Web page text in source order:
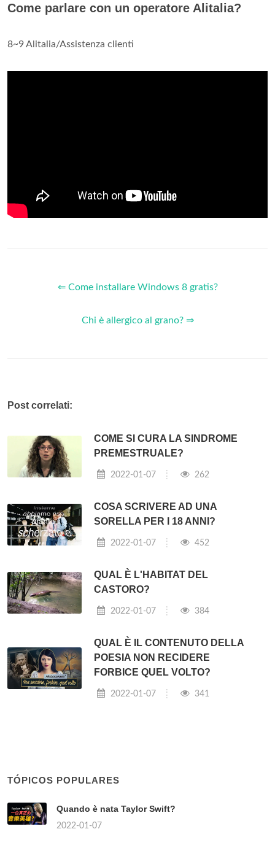
Come parlare con un operatore Alitalia?
8~9 Alitalia/Assistenza clienti
⇐ Come installare Windows 8 gratis?
Chi è allergico al grano? ⇒
Post correlati:
COME SI CURA LA SINDROME
PREMESTRUALE?
2022-01-07 262
COSA SCRIVERE AD UNA
SORELLA PER I 18 ANNI?
2022-01-07 452
QUAL È L'HABITAT DEL
CASTORO?
2022-01-07 384
QUAL È IL CONTENUTO DELLA
POESIA NON RECIDERE
FORBICE QUEL VOLTO?
2022-01-07 341
TÓPICOS POPULARES
Quando è nata Taylor Swift?
2022-01-07